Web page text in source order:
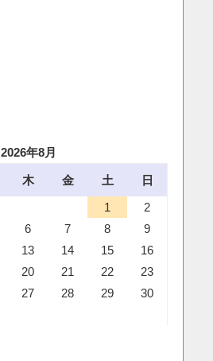
2026年8月
木 金 土
日
1
2
6 7 8
9
13 14 15
16
20 21 22
23
27 28 29
30